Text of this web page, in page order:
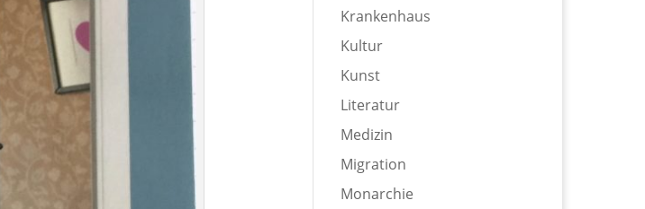
Krankenhaus
Kultur
Kunst
Literatur
Medizin
Migration
Monarchie